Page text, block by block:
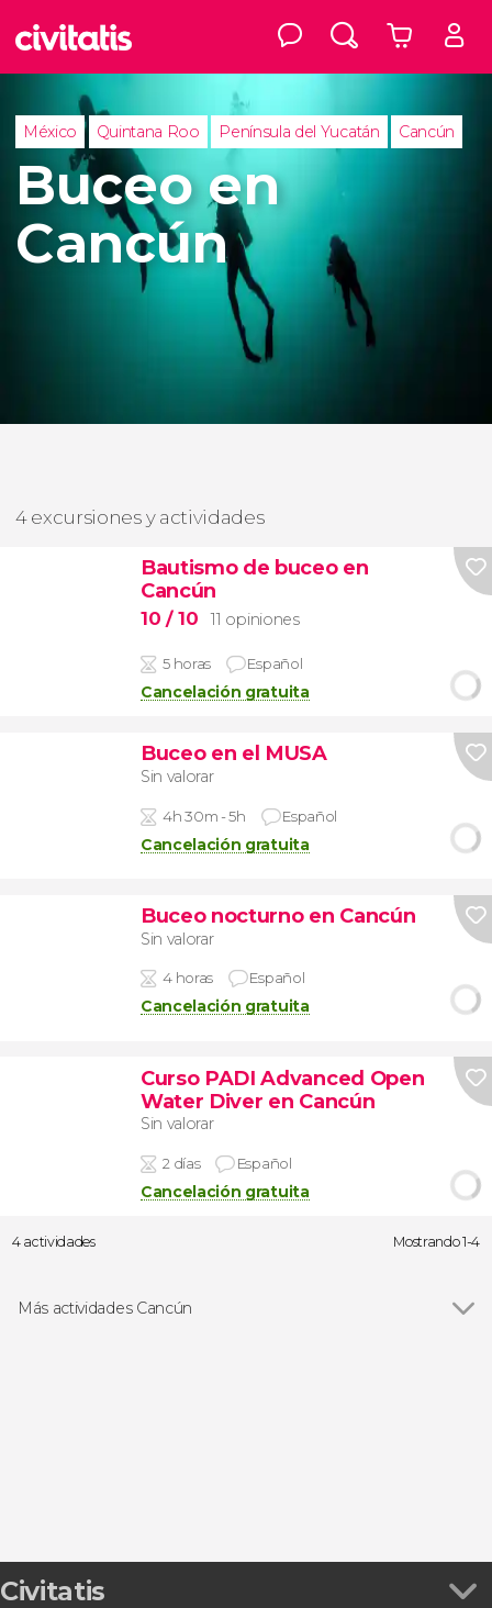
México Quintana Roo Península del Yucatán Cancún
Buceo en
Cancún
4 excursiones y actividades
Bautismo de buceo en
Cancún
10 / 10 11 opiniones
5 horas Español
Cancelación gratuita
Buceo en el MUSA
Sin valorar
4h 30m - 5h Español
Cancelación gratuita
Buceo nocturno en Cancún
Sin valorar
4 horas Español
Cancelación gratuita
Curso PADI Advanced Open
Water Diver en Cancún
Sin valorar
2 días Español
Cancelación gratuita
4 actividades Mostrando 1-4
Más actividades Cancún
Civitatis